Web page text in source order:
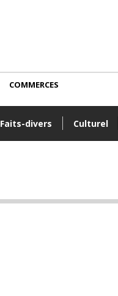
Faits-divers Culturel
COMMERCES